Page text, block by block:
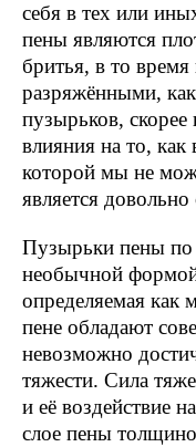
себя в тех или
пены являются
бритья, в то время
разряжёнными,
пузырьков, скорее
влияния на то, как
которой мы не
является
Пузырьки пены по
необычной
определяемая как
пене обладают
невозможно
тяжести. Сила
и её воздействие
слое пены